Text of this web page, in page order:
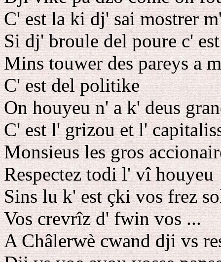
C' est la ki dj' sai mostrer
Si dj' broule del poure c'
Mins touwer des pareys a
C' est del politike
On houyeu n' a k' deus
C' est l' grizou et l'
Monsieus les gros
Respectez todi l' vî houyeu
Sins lu k' est çki vos frez
Vos crevrîz d' fwin vos ...
A Châlerwè cwand dji vs